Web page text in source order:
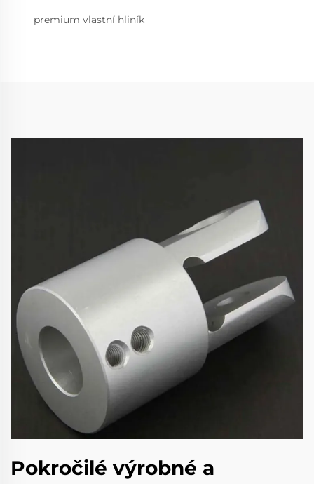
premium vlastní hliník
Pokročilé výrobné a